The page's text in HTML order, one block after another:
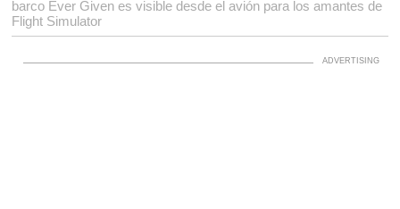
barco Ever Given es visible desde el avión para los amantes de
Flight Simulator